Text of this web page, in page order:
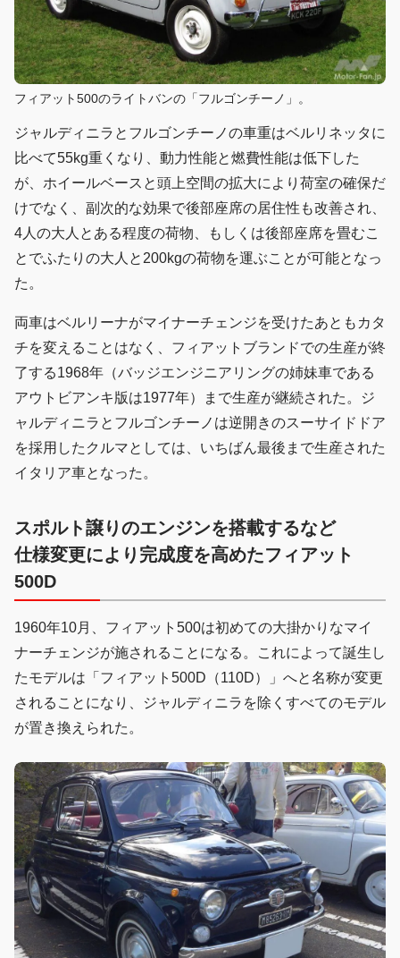
フィアット500のライトバンの「フルゴンチーノ」。
ジャルディニラとフルゴンチーノの車重はベルリネッタに
比べて55kg重くなり、動力性能と燃費性能は低下した
が、ホイールベースと頭上空間の拡大により荷室の確保だ
けでなく、副次的な効果で後部座席の居住性も改善され、
4人の大人とある程度の荷物、もしくは後部座席を畳むこ
とでふたりの大人と200kgの荷物を運ぶことが可能となっ
た。
両車はベルリーナがマイナーチェンジを受けたあともカタ
チを変えることはなく、フィアットブランドでの生産が終
了する1968年（バッジエンジニアリングの姉妹車である
アウトビアンキ版は1977年）まで生産が継続された。ジ
ャルディニラとフルゴンチーノは逆開きのスーサイドドア
を採用したクルマとしては、いちばん最後まで生産された
イタリア車となった。
スポルト譲りのエンジンを搭載するなど
仕様変更により完成度を高めたフィアット
500D
1960年10月、フィアット500は初めての大掛かりなマイ
ナーチェンジが施されることになる。これによって誕生し
たモデルは「フィアット500D（110D）」へと名称が変更
されることになり、ジャルディニラを除くすべてのモデル
が置き換えられた。